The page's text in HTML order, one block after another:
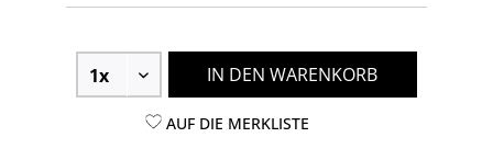
IN DEN WARENKORB
AUF DIE MERKLISTE